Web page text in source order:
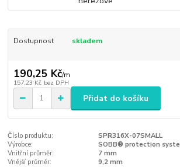
Dostupnost skladem
190,25 Kč/m
157,23 Kč bez DPH
Přidat do košíku
Číslo produktu:
SPR316X-07SMALL
Výrobce:
SOBB® protection
Vnitřní průměr:
7 mm
Vnější průměr:
9,2 mm